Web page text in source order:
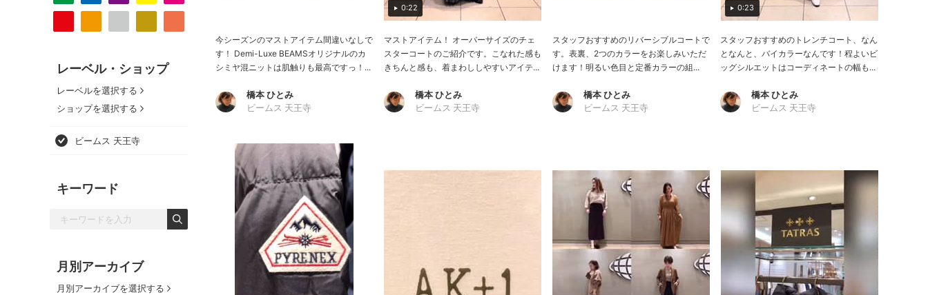
レーベル・ショップ
レーベルを選択する
ショップを選択する
ビームス 天王寺
キーワード
月別アーカイブ
月別アーカイブを選択する
今シーズンのマストアイテム間違いなしで
す！ Demi-Luxe BEAMSオリジナルのカ
シミヤ混ニットは肌触りも最高ですっ！...
橋本 ひとみ
ビームス 天王寺
0:22
マストアイテム！ オーバーサイズのチェ
スターコートのご紹介です。こなれた感も
きちんと感も、着まわししやすいアイテ...
橋本 ひとみ
ビームス 天王寺
スタッフおすすめのリバーシブルコートで
す。表裏、2つのカラーをお楽しみいただ
けます！明るい色目と定番カラーの組...
橋本 ひとみ
ビームス 天王寺
0:23
スタッフおすすめのトレンチコート、なん
となんと、バイカラーなんです！程よいビ
ッグシルエットはコーディネートの幅も...
橋本 ひとみ
ビームス 天王寺